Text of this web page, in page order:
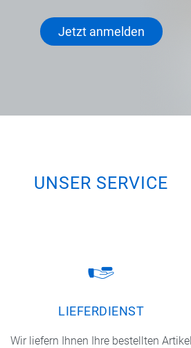
Jetzt anmelden
UNSER SERVICE
LIEFERDIENST
Wir liefern Ihnen Ihre bestellten Artikel